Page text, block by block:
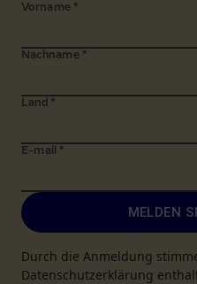
Vorname *
Nachname *
Land *
E-mail *
MELDEN
Durch die Anmeldung
Datenschutzerklärung